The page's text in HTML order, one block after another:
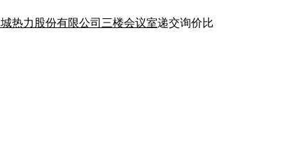
热力股份有限公司三楼会议室递交询价比